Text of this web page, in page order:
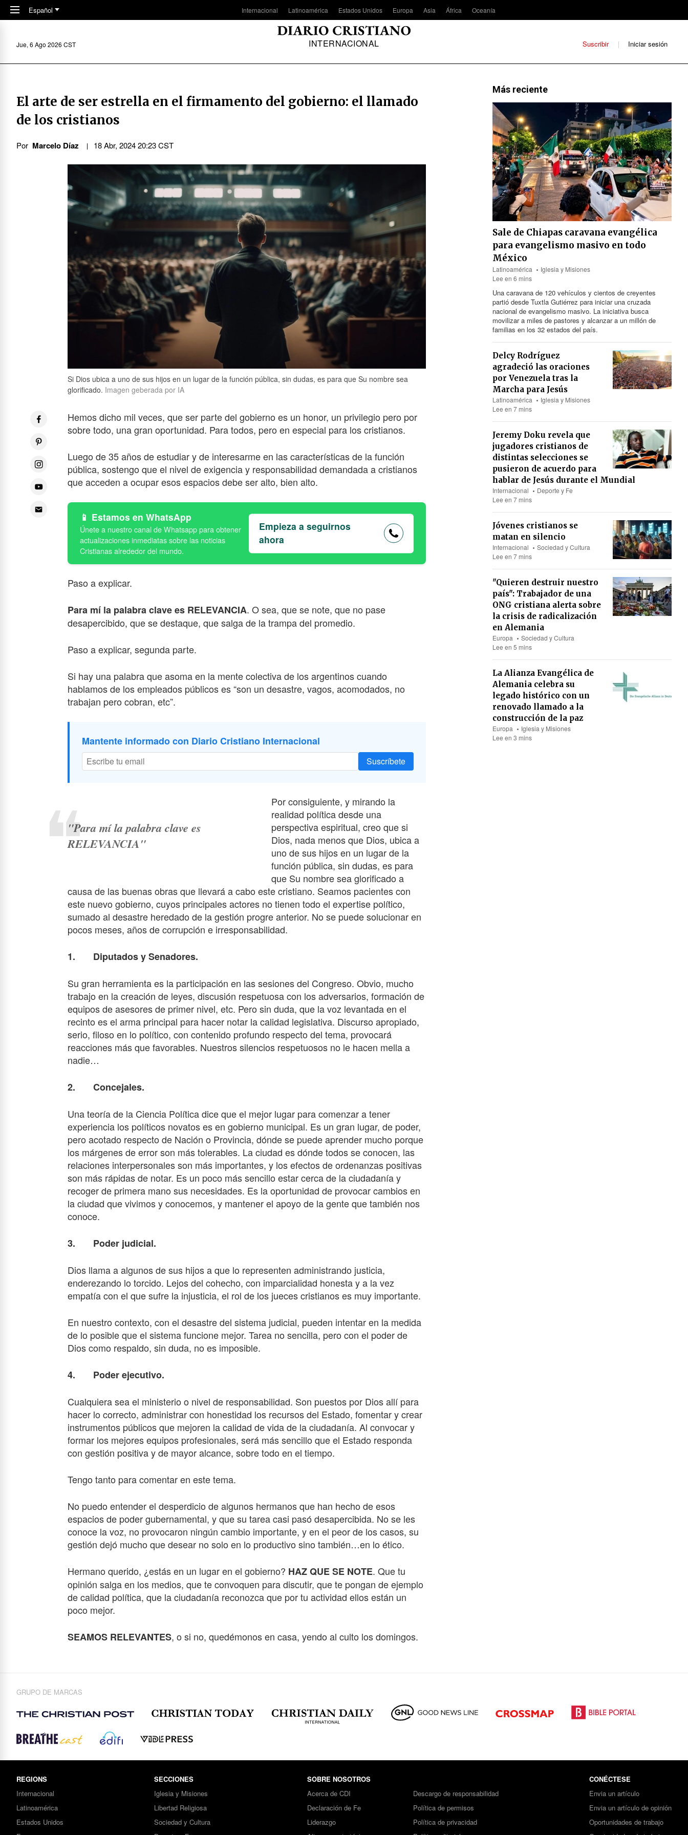
Skip to main content
Español Internacional Latinoamérica Estados Unidos Europa Asia África Oceanía
INTERNACIONAL
Jue, 6 Ago 2026 CST Suscribir Iniciar sesión
El arte de ser estrella en el firmamento del gobierno: el llamado
de los cristianos
Por Marcelo Díaz 18 Abr, 2024 20:23 CST
Si Dios ubica a uno de sus hijos en un lugar de la función pública, sin dudas, es para que Su nombre sea
glorificado. Imagen geberada por IA
Hemos dicho mil veces, que ser parte del gobierno es un honor, un privilegio pero por
sobre todo, una gran oportunidad. Para todos, pero en especial para los cristianos.
Luego de 35 años de estudiar y de interesarme en las características de la función
pública, sostengo que el nivel de exigencia y responsabilidad demandada a cristianos
que acceden a ocupar esos espacios debe ser alto, bien alto.
Estamos en WhatsApp
Empieza a seguirnos
ahora
Paso a explicar.
Para mí la palabra clave es RELEVANCIA. O sea, que se note, que no pase
desapercibido, que se destaque, que salga de la trampa del promedio.
Paso a explicar, segunda parte.
Si hay una palabra que asoma en la mente colectiva de los argentinos cuando
hablamos de los empleados públicos es “son un desastre, vagos, acomodados, no
trabajan pero cobran, etc”.
Mantente informado con Diario Cristiano Internacional
Suscríbete
"Para mí la palabra clave es
RELEVANCIA"
Por consiguiente, y mirando la
realidad política desde una
perspectiva espiritual, creo que si
Dios, nada menos que Dios, ubica a
uno de sus hijos en un lugar de la
función pública, sin dudas, es para
que Su nombre sea glorificado a
causa de las buenas obras que llevará a cabo este cristiano. Seamos pacientes con
este nuevo gobierno, cuyos principales actores no tienen todo el expertise político,
sumado al desastre heredado de la gestión progre anterior. No se puede solucionar en
pocos meses, años de corrupción e irresponsabilidad.
1. Diputados y Senadores.
Su gran herramienta es la participación en las sesiones del Congreso. Obvio, mucho
trabajo en la creación de leyes, discusión respetuosa con los adversarios, formación de
equipos de asesores de primer nivel, etc. Pero sin duda, que la voz levantada en el
recinto es el arma principal para hacer notar la calidad legislativa. Discurso apropiado,
serio, filoso en lo político, con contenido profundo respecto del tema, provocará
reacciones más que favorables. Nuestros silencios respetuosos no le hacen mella a
nadie…
2. Concejales.
Una teoría de la Ciencia Política dice que el mejor lugar para comenzar a tener
experiencia los políticos novatos es en gobierno municipal. Es un gran lugar, de poder,
pero acotado respecto de Nación o Provincia, dónde se puede aprender mucho porque
los márgenes de error son más tolerables. La ciudad es dónde todos se conocen, las
relaciones interpersonales son más importantes, y los efectos de ordenanzas positivas
son más rápidas de notar. Es un poco más sencillo estar cerca de la ciudadanía y
recoger de primera mano sus necesidades. Es la oportunidad de provocar cambios en
la ciudad que vivimos y conocemos, y mantener el apoyo de la gente que también nos
conoce.
3. Poder judicial.
Dios llama a algunos de sus hijos a que lo representen administrando justicia,
enderezando lo torcido. Lejos del cohecho, con imparcialidad honesta y a la vez
empatía con el que sufre la injusticia, el rol de los jueces cristianos es muy importante.
En nuestro contexto, con el desastre del sistema judicial, pueden intentar en la medida
de lo posible que el sistema funcione mejor. Tarea no sencilla, pero con el poder de
Dios como respaldo, sin duda, no es imposible.
4. Poder ejecutivo.
Cualquiera sea el ministerio o nivel de responsabilidad. Son puestos por Dios allí para
hacer lo correcto, administrar con honestidad los recursos del Estado, fomentar y crear
instrumentos públicos que mejoren la calidad de vida de la ciudadanía. Al convocar y
formar los mejores equipos profesionales, será más sencillo que el Estado responda
con gestión positiva y de mayor alcance, sobre todo en el tiempo.
Tengo tanto para comentar en este tema.
No puedo entender el desperdicio de algunos hermanos que han hecho de esos
espacios de poder gubernamental, y que su tarea casi pasó desapercibida. No se les
conoce la voz, no provocaron ningún cambio importante, y en el peor de los casos, su
gestión dejó mucho que desear no solo en lo productivo sino también…en lo ético.
Hermano querido, ¿estás en un lugar en el gobierno? HAZ QUE SE NOTE. Que tu
opinión salga en los medios, que te convoquen para discutir, que te pongan de ejemplo
de calidad política, que la ciudadanía reconozca que por tu actividad ellos están un
poco mejor.
SEAMOS RELEVANTES, o si no, quedémonos en casa, yendo al culto los domingos.
Más reciente
Sale de Chiapas caravana evangélica
para evangelismo masivo en todo
México
Latinoamérica
Iglesia y Misiones
Lee en 6 mins
Una caravana de 120 vehículos y cientos de creyentes
partió desde Tuxtla Gutiérrez para iniciar una cruzada
nacional de evangelismo masivo. La iniciativa busca
movilizar a miles de pastores y alcanzar a un millón de
familias en los 32 estados del país.
Delcy Rodríguez
agradeció las oraciones
por Venezuela tras la
Marcha para Jesús
Latinoamérica
Iglesia y Misiones
Lee en 7 mins
Jeremy Doku revela que
jugadores cristianos de
distintas selecciones se
pusieron de acuerdo para
hablar de Jesús durante el Mundial
Internacional
Deporte y Fe
Lee en 7 mins
Jóvenes cristianos se
matan en silencio
Internacional
Sociedad y Cultura
Lee en 7 mins
"Quieren destruir nuestro
país": Trabajador de una
ONG cristiana alerta sobre
la crisis de radicalización
en Alemania
Europa
Sociedad y Cultura
Lee en 5 mins
La Alianza Evangélica de
Alemania celebra su
legado histórico con un
renovado llamado a la
construcción de la paz
Europa
Iglesia y Misiones
Lee en 3 mins
GRUPO DE MARCAS
REGIONS
Internacional
Latinoamérica
Estados Unidos
SECCIONES
Iglesia y Misiones
Libertad Religiosa
Sociedad y Cultura
SOBRE NOSOTROS
Acerca de CDI
Declaración de Fe
Liderazgo
Descargo de responsabilidad
Política de permisos
Política de privacidad
CONÉCTESE
Envia un artículo
Envia un artículo de opinión
Oportunidades de trabajo